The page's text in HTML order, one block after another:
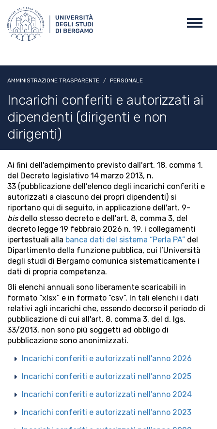
contenuto
principale
AMMINISTRAZIONE TRASPARENTE PERSONALE
Incarichi conferiti e autorizzati ai
dipendenti (dirigenti e non
dirigenti)
Ai fini dell'adempimento previsto dall'art. 18, comma 1,
del Decreto legislativo 14 marzo 2013, n.
33 (pubblicazione dell’elenco degli incarichi conferiti e
autorizzati a ciascuno dei propri dipendenti) si
riportano qui di seguito, in applicazione dell'art. 9-
bisdello stesso decreto e dell'art. 8, comma 3, del
decreto legge 19 febbraio 2026 n. 19, i collegamenti
ipertestuali alla banca dati del sistema “Perla PA” del
Dipartimento della funzione pubblica, cui l’Università
degli studi di Bergamo comunica sistematicamente i
dati di propria competenza.
Gli elenchi annuali sono liberamente scaricabili in
formato “xlsx” e in formato “csv”. In tali elenchi i dati
relativi agli incarichi che, essendo decorso il periodo di
pubblicazione di cui all'art. 8, comma 3, del d. lgs.
33/2013, non sono più soggetti ad obbligo di
pubblicazione sono anonimizzati.
Incarichi conferiti e autorizzati nell'anno 2026
Incarichi conferiti e autorizzati nell’anno 2025
Incarichi conferiti e autorizzati nell’anno 2024
Incarichi conferiti e autorizzati nell’anno 2023